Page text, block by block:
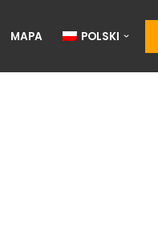
MAPA POLSKI